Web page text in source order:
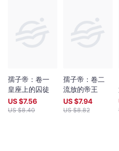
孺子帝：卷一
皇座上的囚徒
US $7.56
US $8.40
孺子帝：卷二
流放的帝王
US $7.94
US $8.82